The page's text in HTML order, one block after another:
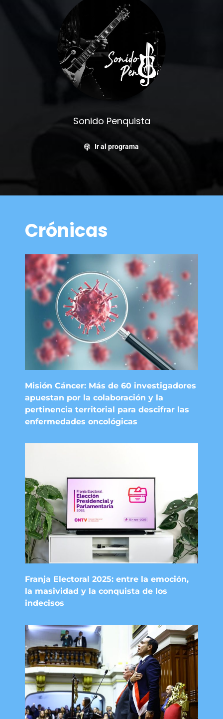
Sonido Penquista
Ir al programa
Crónicas
Misión Cáncer: Más de 60 investigadores
apuestan por la colaboración y la
pertinencia territorial para descifrar las
enfermedades oncológicas
Franja Electoral 2025: entre la emoción,
la masividad y la conquista de los
indecisos